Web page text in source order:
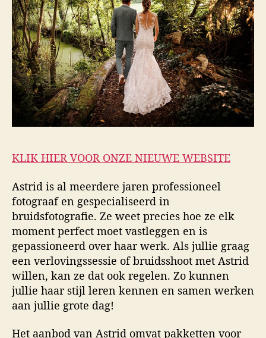
KLIK HIER VOOR ONZE NIEUWE WEBSITE
Astrid is al meerdere jaren professioneel
fotograaf en gespecialiseerd in
bruidsfotografie. Ze weet precies hoe ze elk
moment perfect moet vastleggen en is
gepassioneerd over haar werk. Als jullie graag
een verlovingssessie of bruidsshoot met Astrid
willen, kan ze dat ook regelen. Zo kunnen
jullie haar stijl leren kennen en samen werken
aan jullie grote dag!
Het aanbod van Astrid omvat pakketten voor